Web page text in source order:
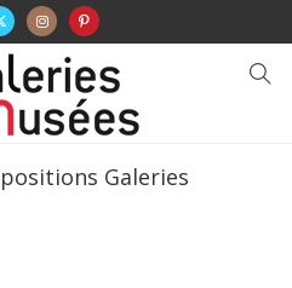
Galeries